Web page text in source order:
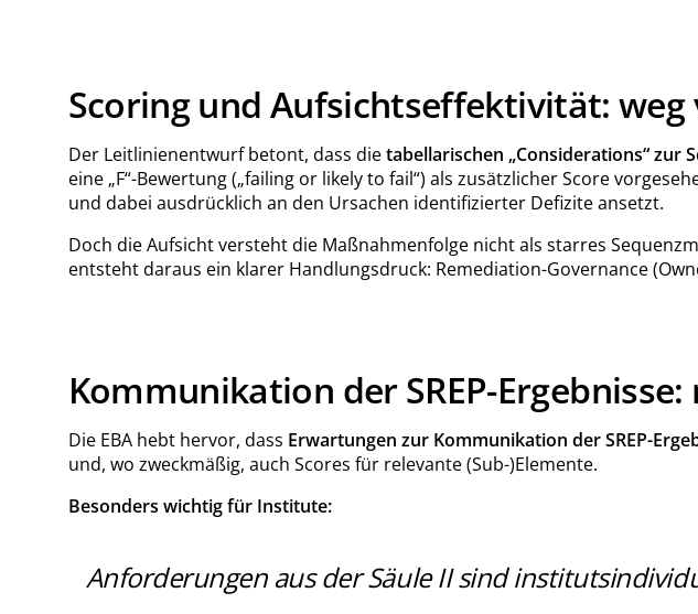
Scoring und Aufsichtseffektivität:
Der Leitlinienentwurf betont, dass dietabellarischen „Considerations“ zur
eine „F“-Bewertung („failing or likely to fail“) als zusätzlicher Score
und dabei ausdrücklich an den Ursachen identifizierter Defizite ansetzt.
Doch die Aufsicht versteht die Maßnahmenfolge nicht als starres
entsteht daraus ein klarer Handlungsdruck: Remediation-Governance
Kommunikation der SREP-
Die EBA hebt hervor, dass Erwartungen zur Kommunikation der SREP-
und, wo zweckmäßig, auch Scores für relevante (Sub-)Elemente.
Besonders wichtig für Institute:
Anforderungen aus der Säule II sind